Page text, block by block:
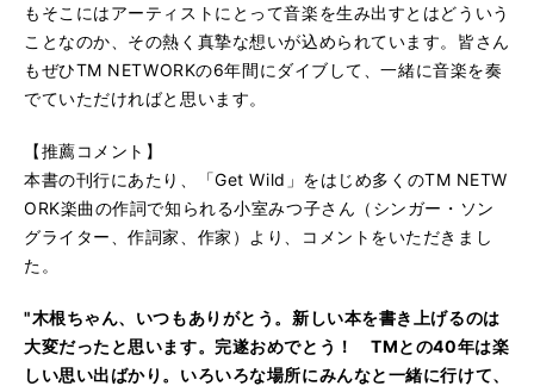
もそこにはアーティストにとって音楽を生み出すとはどういう
ことなのか、その熱く真摯な想いが込められています。皆さん
もぜひTM NETWORKの6年間にダイブして、一緒に音楽を奏
でていただければと思います。
【推薦コメント】
本書の刊行にあたり、「Get Wild」をはじめ多くのTM NETW
ORK楽曲の作詞で知られる小室みつ子さん（シンガー・ソン
グライター、作詞家、作家）より、コメントをいただきまし
た。
"木根ちゃん、いつもありがとう。新しい本を書き上げるのは
大変だったと思います。完遂おめでとう！ TMとの40年は楽
しい思い出ばかり。いろいろな場所にみんなと一緒に行けて、